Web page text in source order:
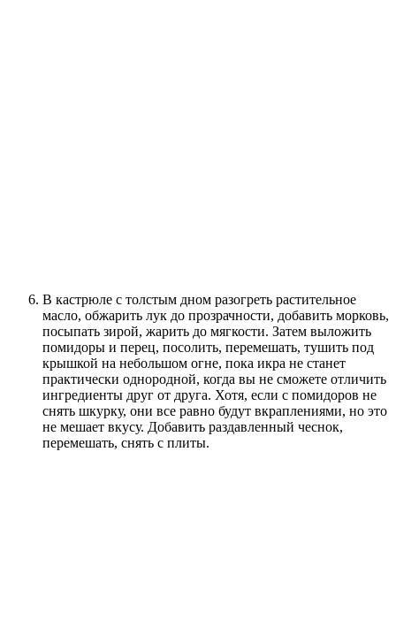
В кастрюле с толстым дном разогреть растительное
масло, обжарить лук до прозрачности, добавить морковь,
посыпать зирой, жарить до мягкости. Затем выложить
помидоры и перец, посолить, перемешать, тушить под
крышкой на небольшом огне, пока икра не станет
практически однородной, когда вы не сможете отличить
ингредиенты друг от друга. Хотя, если с помидоров не
снять шкурку, они все равно будут вкраплениями, но это
не мешает вкусу. Добавить раздавленный чеснок,
перемешать, снять с плиты.